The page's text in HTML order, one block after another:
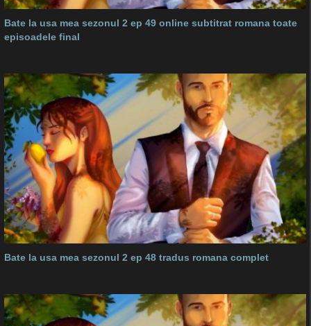
Bate la usa mea sezonul 2 ep 49 online subtitrat romana toate
episoadele final
Bate la usa mea sezonul 2 ep 48 tradus romana complet